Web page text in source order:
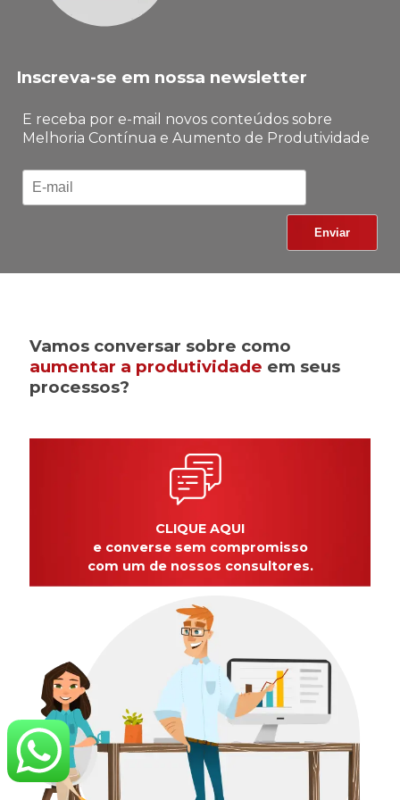
Inscreva-se em nossa newsletter
E receba por e-mail novos conteúdos sobre
Melhoria Contínua e Aumento de Produtividade
Vamos conversar sobre como
aumentar a produtividade em seus
processos?
CLIQUE AQUI
e converse sem compromisso
com um de nossos consultores.